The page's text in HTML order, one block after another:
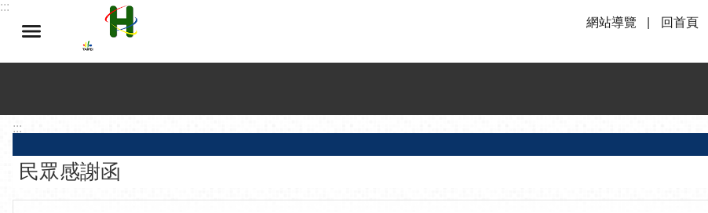
跳到主要內容區塊
:::
網站導覽
回首頁
:::
民眾感謝函